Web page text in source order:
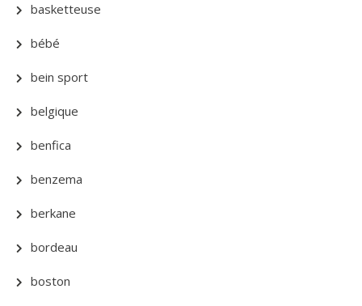
basketteuse
bébé
bein sport
belgique
benfica
benzema
berkane
bordeau
boston